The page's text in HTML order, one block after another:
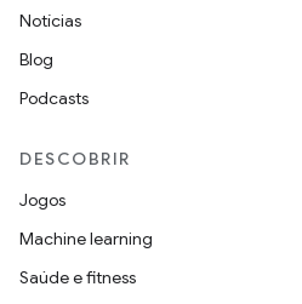
Notícias
Blog
Podcasts
DESCOBRIR
Jogos
Machine learning
Saúde e fitness